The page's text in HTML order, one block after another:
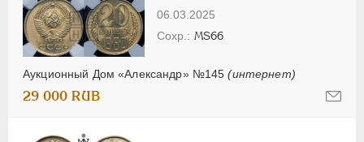
06.03.2025
Аукционный Дом «Александр» №145(интернет)
MS66
29 000 RUB